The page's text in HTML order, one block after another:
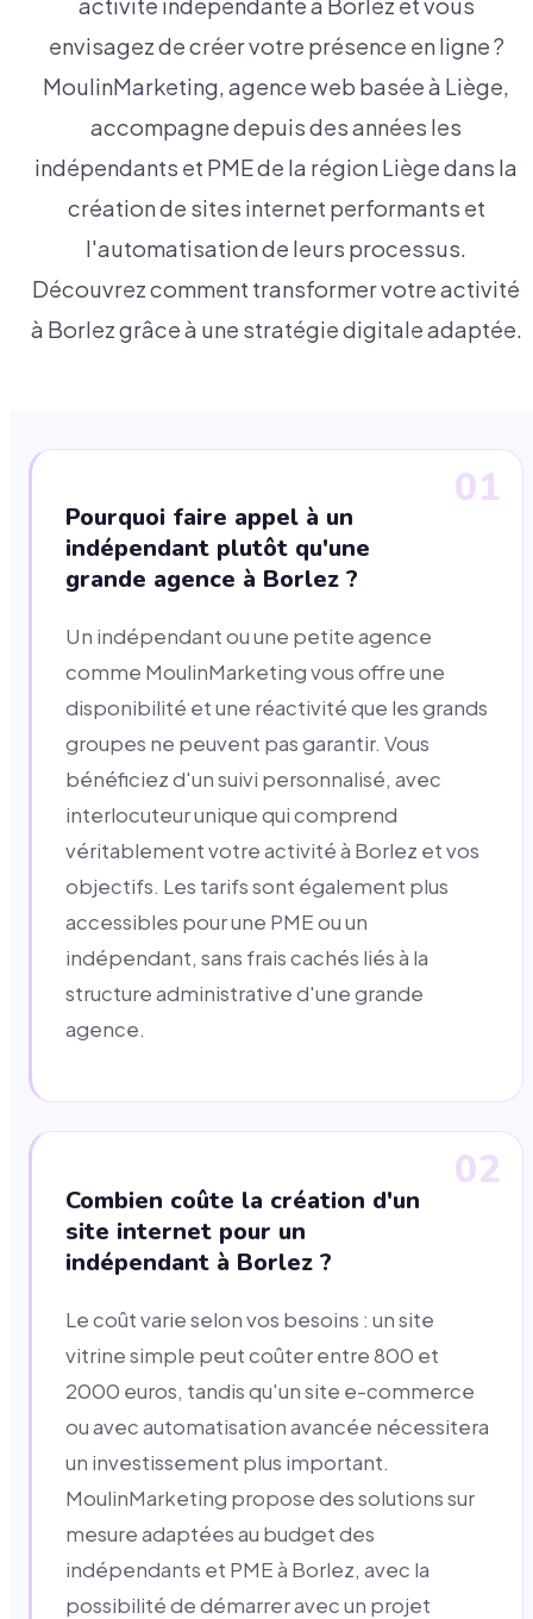
activité indépendante à Borlez et vous
envisagez de créer votre présence en ligne ?
MoulinMarketing, agence web basée à Liège,
accompagne depuis des années les
indépendants et PME de la région Liège dans la
création de sites internet performants et
l'automatisation de leurs processus.
Découvrez comment transformer votre activité
à Borlez grâce à une stratégie digitale adaptée.
01
Pourquoi faire appel à un
indépendant plutôt qu'une
grande agence à Borlez ?
Un indépendant ou une petite agence
comme MoulinMarketing vous offre une
disponibilité et une réactivité que les grands
groupes ne peuvent pas garantir. Vous
bénéficiez d'un suivi personnalisé, avec
interlocuteur unique qui comprend
véritablement votre activité à Borlez et vos
objectifs. Les tarifs sont également plus
accessibles pour une PME ou un
indépendant, sans frais cachés liés à la
structure administrative d'une grande
agence.
02
Combien coûte la création d'un
site internet pour un
indépendant à Borlez ?
Le coût varie selon vos besoins : un site
vitrine simple peut coûter entre 800 et
2000 euros, tandis qu'un site e-commerce
ou avec automatisation avancée nécessitera
un investissement plus important.
MoulinMarketing propose des solutions sur
mesure adaptées au budget des
indépendants et PME à Borlez, avec la
possibilité de démarrer avec un projet